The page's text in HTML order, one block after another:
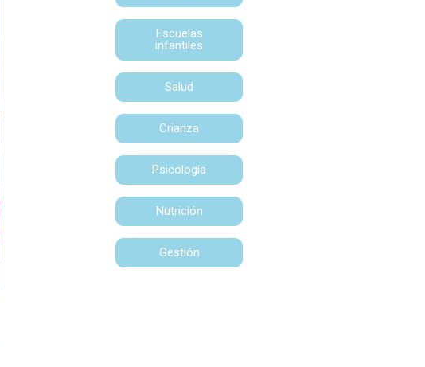
Escuelas
infantiles
Salud
Crianza
Psicología
Nutrición
Gestión